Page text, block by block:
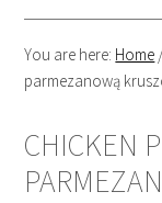
You are here: Home
parmezanową
CHICKEN